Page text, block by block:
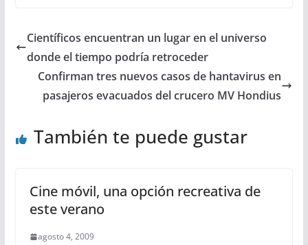
Científicos encuentran un lugar en el universo
donde el tiempo podría retroceder
Confirman tres nuevos casos de hantavirus en
pasajeros evacuados del crucero MV Hondius
También te puede gustar
Cine móvil, una opción recreativa de
este verano
agosto 4, 2009